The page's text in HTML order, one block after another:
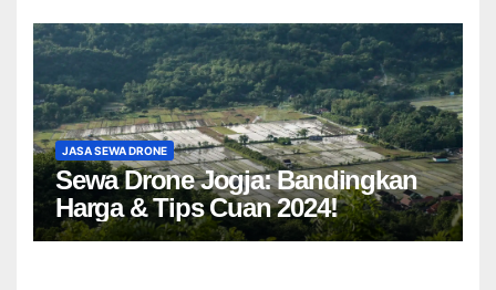
JASA SEWA DRONE
Sewa Drone Jogja: Bandingkan
Harga & Tips Cuan 2024!